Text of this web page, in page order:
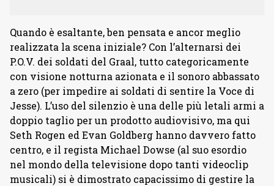
Quando è esaltante, ben pensata e ancor meglio
realizzata la scena iniziale? Con l’alternarsi dei
P.O.V. dei soldati del Graal, tutto categoricamente
con visione notturna azionata e il sonoro abbassato
a zero (per impedire ai soldati di sentire la Voce di
Jesse). L’uso del silenzio è una delle più letali armi a
doppio taglio per un prodotto audiovisivo, ma qui
Seth Rogen ed Evan Goldberg hanno davvero fatto
centro, e il regista Michael Dowse (al suo esordio
nel mondo della televisione dopo tanti videoclip
musicali) si è dimostrato capacissimo di gestire la